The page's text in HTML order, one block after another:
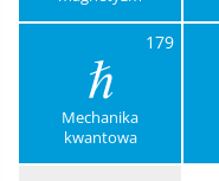
179
Mechanika
kwantowa